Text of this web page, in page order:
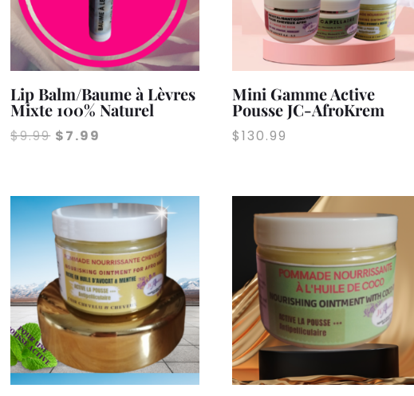
Lip Balm/Baume à Lèvres
Mixte 100% Naturel
$9.99 Le
était :
$9.99.
$7.99
est :
$7.99.
Mini Gamme Active
Pousse JC-AfroKrem
$130.99